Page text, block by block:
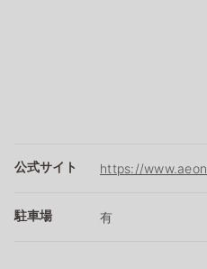
公式サイト https://
駐車場 有